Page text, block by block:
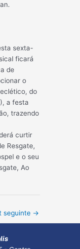
sexta-
ficará
de
o
do
a festa
trazendo
curtir
Resgate,
e o seu
Ao
seguinte →